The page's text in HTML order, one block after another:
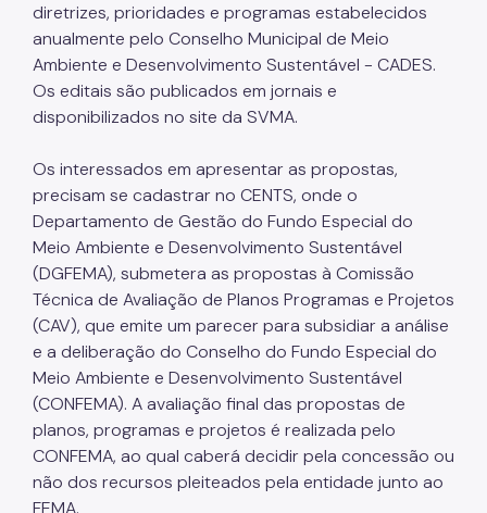
IPVA
Fiscalização Ambiental
Defesa e Valorização Ambiental
Mudanças Climáticas
Comitê do Clima
Inventário de GEE
Plano de Ação Climática
COMFROTA-SP
Planos
Mata Atlântica
Arborização Urbana
diretrizes, prioridades e programas estabelecidos
anualmente pelo Conselho Municipal de Meio
Ambiente e Desenvolvimento Sustentável - CADES.
Os editais são publicados em jornais e
disponibilizados no site da SVMA.
Os interessados em apresentar as propostas,
precisam se cadastrar no CENTS, onde o
Departamento de Gestão do Fundo Especial do
Meio Ambiente e Desenvolvimento Sustentável
(DGFEMA), submetera as propostas à Comissão
Técnica de Avaliação de Planos Programas e Projetos
(CAV), que emite um parecer para subsidiar a análise
e a deliberação do Conselho do Fundo Especial do
Meio Ambiente e Desenvolvimento Sustentável
(CONFEMA). A avaliação final das propostas de
planos, programas e projetos é realizada pelo
CONFEMA, ao qual caberá decidir pela concessão ou
não dos recursos pleiteados pela entidade junto ao
FEMA.